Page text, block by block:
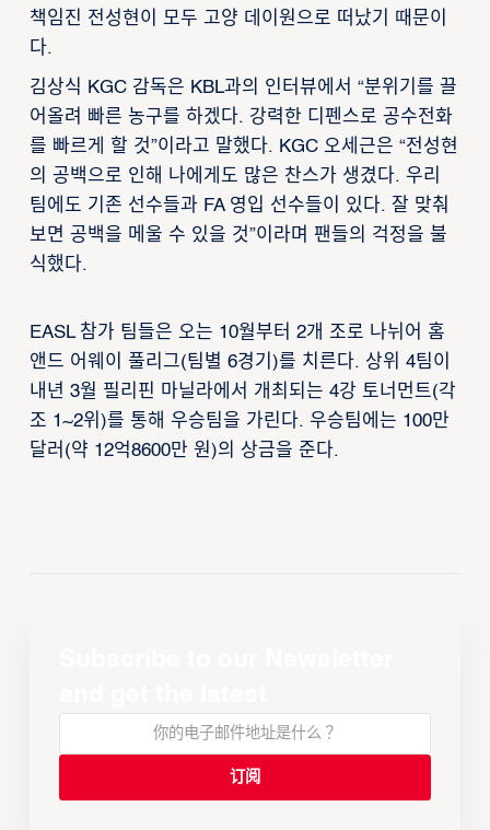
책임진 전성현이 모두 고양 데이원으로 떠났기 때문이
다.
김상식 KGC 감독은 KBL과의 인터뷰에서 “분위기를 끌
어올려 빠른 농구를 하겠다. 강력한 디펜스로 공수전화
를 빠르게 할 것”이라고 말했다. KGC 오세근은 “전성현
의 공백으로 인해 나에게도 많은 찬스가 생겼다. 우리
팀에도 기존 선수들과 FA 영입 선수들이 있다. 잘 맞춰
보면 공백을 메울 수 있을 것”이라며 팬들의 걱정을 불
식했다.
EASL 참가 팀들은 오는 10월부터 2개 조로 나뉘어 홈
앤드 어웨이 풀리그(팀별 6경기)를 치른다. 상위 4팀이
내년 3월 필리핀 마닐라에서 개최되는 4강 토너먼트(각
조 1~2위)를 통해 우승팀을 가린다. 우승팀에는 100만
달러(약 12억8600만 원)의 상금을 준다.